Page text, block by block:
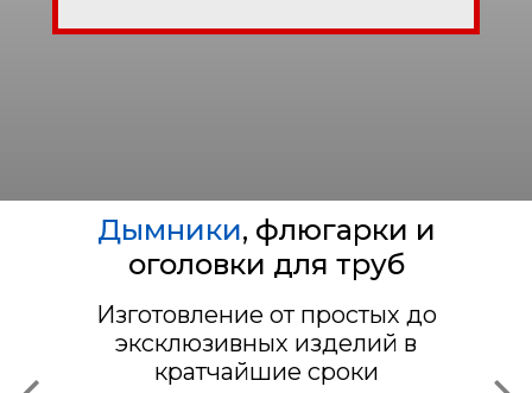
Дымники, флюгарки и
оголовки для труб
Изготовление от простых до
эксклюзивных изделий в
кратчайшие сроки